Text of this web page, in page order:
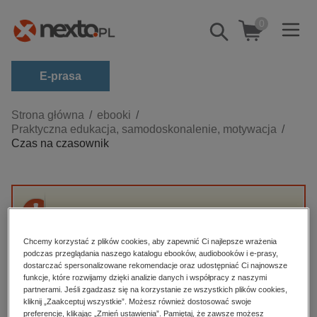
Pokaż/schowaj
wyszukiwarkę
0
E-prasa
Kategorie
Zobacz wszystkie E-prasa
biznesowe, branżowe, gospodarka
darmowe wydania
edukacja
hobby, sport, rozrywka
komputery, internet, technologie, informatyka
Strona główna
ebooki
Praktyczna edukacja, samodoskonalenie, motywacja
Czas na czasownik
High-contrast mode
Polecane
Chcemy korzystać z plików cookies, aby zapewnić Ci najlepsze wrażenia
podczas przeglądania naszego katalogu ebooków, audiobooków i e-prasy,
dostarczać spersonalizowane rekomendacje oraz udostępniać Ci najnowsze
funkcje, które rozwijamy dzięki analizie danych i współpracy z naszymi
partnerami. Jeśli zgadzasz się na korzystanie ze wszystkich plików cookies,
kliknij „Zaakceptuj wszystkie”. Możesz również dostosować swoje
preferencje, klikając „Zmień ustawienia”. Pamiętaj, że zawsze możesz